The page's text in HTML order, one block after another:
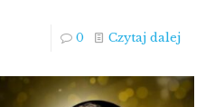
0 Czytaj dalej